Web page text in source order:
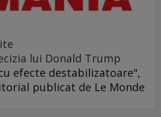
lui Donald Trump
efecte destabilizatoare",
publicat de Le Monde